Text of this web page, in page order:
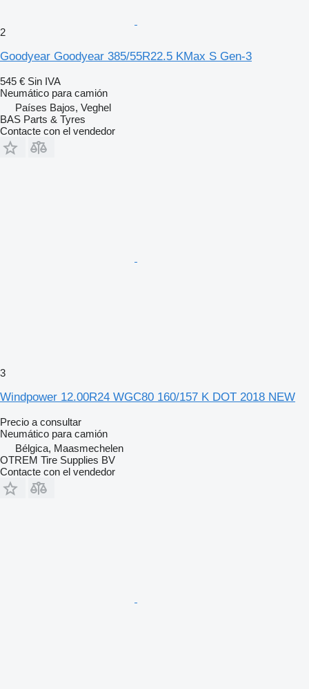
2
Goodyear Goodyear 385/55R22.5 KMax S Gen-3
545 € Sin IVA
Neumático para camión
Países Bajos, Veghel
BAS Parts & Tyres
Contacte con el vendedor
3
Windpower 12.00R24 WGC80 160/157 K DOT 2018 NEW
Precio a consultar
Neumático para camión
Bélgica, Maasmechelen
OTREM Tire Supplies BV
Contacte con el vendedor